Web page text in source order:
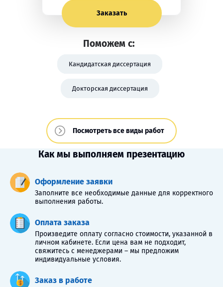
Заказать
Поможем с:
Кандидатская диссертация
Докторская диссертация
Посмотреть все виды работ
Как мы выполняем презентацию
Оформление заявки
Заполните все необходимые данные для корректного
выполнения работы.
Оплата заказа
Произведите оплату согласно стоимости, указанной в
личном кабинете. Если цена вам не подходит,
свяжитесь с менеджерами – мы предложим
индивидуальные условия.
Заказ в работе